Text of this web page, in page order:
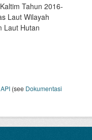
Tahun 2016-
Laut Wilayah
Laut Hutan
API (see Dokumentasi